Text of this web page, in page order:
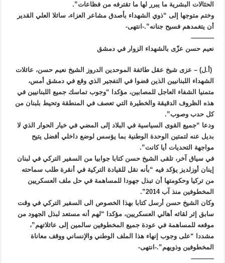
الحثالات البشرية ما يبرر لها ما تقترفه من فظاعات”.
وختم متوجها إلى “ذوي الشهداء بأصدق مشاعر العزاء، سائلا العلي القدير
أن يتغمدهم فسيح جنانه”.-انتهى-
———–
نعيم حسن عزّى بالشهداء الزوار في دمشق
(أ.ل) – عزى شيخ عقل طائفة الموحدين الدروز الشيخ نعيم حسن، عائلات
الشهداء اللبنانيين الذين قضوا في التفجير الذي وقع في دمشق أمس،
متمنيا الشفاء العاجل للمصابين، مؤكدا “وجوب تماسك جميع اللبنانيين في
هذه الظروف الدقيقة والخطيرة التي تعصف في المنطقة وتحيط بلبنان من
كل حدب وصوب”.
ودعا “جميع القوى السياسية في البلاد إلى المضي في خيار الحوار الذي لا
بديل عنه لتمتين الوحدة الوطنية بما يؤسس لوضع داخلي أفضل يتيح
مواجهة التحديات أيا كانت”.
في سياق آخر، تلقى الشيخ حسن كتابا جوابيا من السفير التركي في لبنان
إينان أوزلديز يؤكد فيه “بأنه نقل للقيادة التركية في أنقرة طلب سماحته
من تركيا وحكومتها أن تبذل جهودا للمساهمة في حل ملف العسكريين
المخطوفين منذ آب 2014”.
وكان الشيخ حسن أرسل كتابا بهذا الخصوص الى السفير التركي في وقت
سابق إثر لقائه أهالي العسكريين، مؤكدا “لهم أنه مستعد لبذل الجهود من
موقعه للمساهمة في عودة جميع المخطوفين سالمين إلى عائلاتهم”،
مشددا “على وجوب إنهاء هذا الملف الوطني والإنساني ووقف معاناة
المخطوفين وذويهم”.-انتهى-
———–